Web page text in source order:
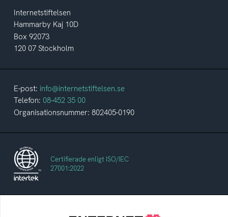
Internetstiftelsen
Hammarby Kaj 10D
Box 92073
120 07 Stockholm
E-post: info@internetstiftelsen.se
Telefon: 08-452 35 00
Organisationsnummer: 802405-0190
Certifierade enligt ISO/IEC
27001:2022